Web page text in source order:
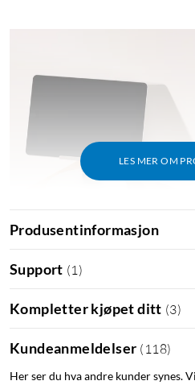
LES MER OM
Produsentinformasjon
Support (1 )
Kompletter kjøpet ditt (3)
Kundeanmeldelser ( 118)
Her ser du hva andre kunder synes.